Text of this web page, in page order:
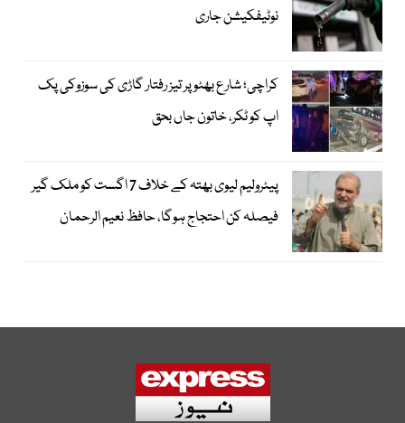
نوٹیفکیشن جاری
کراچی؛ شارع بھٹو پر تیز رفتار گاڑی کی سوزوکی پک
اپ کو ٹکر، خاتون جاں بحق
پیٹرولیم لیوی بھتہ کے خلاف 7 اگست کو ملک گیر
فیصلہ کن احتجاج ہوگا، حافظ نعیم الرحمان